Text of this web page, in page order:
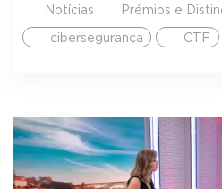
Notícias
Prémios e
cibersegurança
CTF